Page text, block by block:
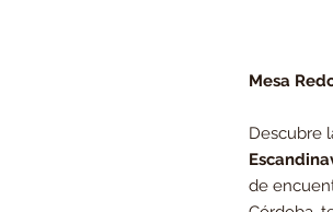
Mesa
Descubre
de